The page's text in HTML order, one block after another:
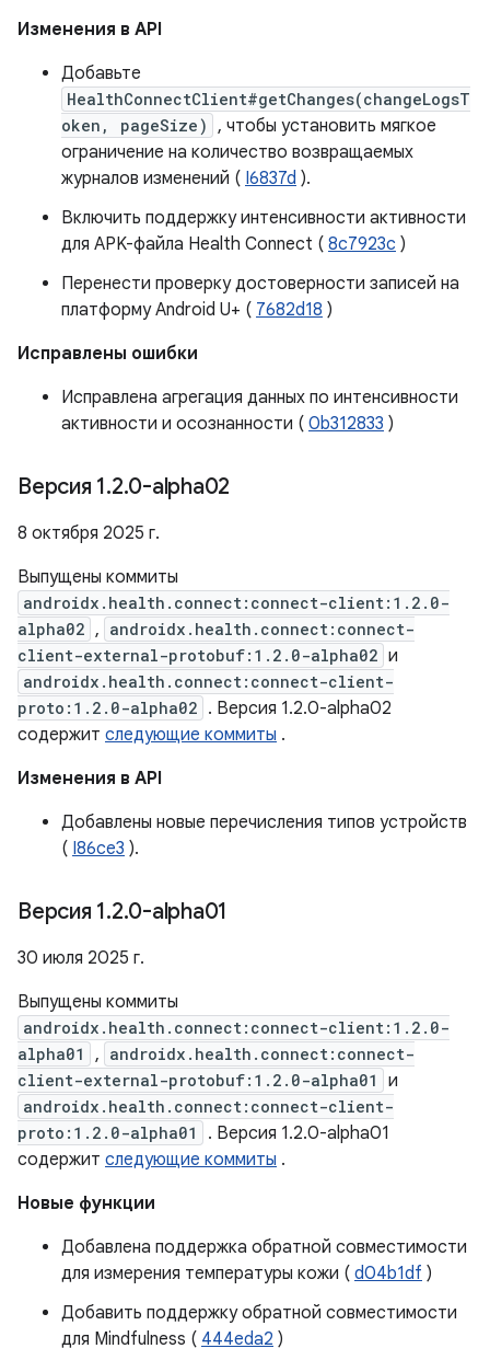
Изменения в API
Добавьте
HealthConnectClient#getChanges(changeLogsT
oken, pageSize) , чтобы установить мягкое
ограничение на количество возвращаемых
журналов изменений ( I6837d ).
Включить поддержку интенсивности активности
для APK-файла Health Connect ( 8c7923c )
Перенести проверку достоверности записей на
платформу Android U+ ( 7682d18 )
Исправлены ошибки
Исправлена ​​агрегация данных по интенсивности
активности и осознанности ( 0b312833 )
Версия 1.2.0-alpha02
8 октября 2025 г.
Выпущены коммиты
androidx.health.connect:connect-client:1.2.0-
alpha02 , androidx.health.connect:connect-
client-external-protobuf:1.2.0-alpha02 и
androidx.health.connect:connect-client-
proto:1.2.0-alpha02 . Версия 1.2.0-alpha02
содержит следующие коммиты .
Изменения в API
Добавлены новые перечисления типов устройств
( I86ce3 ).
Версия 1.2.0-alpha01
30 июля 2025 г.
Выпущены коммиты
androidx.health.connect:connect-client:1.2.0-
alpha01
, androidx.health.connect:connect-
client-external-protobuf:1.2.0-alpha01
и
androidx.health.connect:connect-client-
proto:1.2.0-alpha01
. Версия 1.2.0-alpha01
содержит следующие коммиты .
Новые функции
Добавлена ​​поддержка обратной совместимости
для измерения температуры кожи ( d04b1df )
Добавить поддержку обратной совместимости
для Mindfulness ( 444eda2 )